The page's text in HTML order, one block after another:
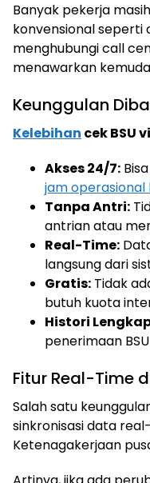
Banyak pekerja
konvensional seperti
menghubungi call
menawarkan
Keunggulan
Kelebihan cek BSU
Akses 24/7:
jam
Tanpa Antri:
antrian atau
Real-Time:
langsung dari
Gratis: Tidak
butuh kuota
Histori
penerimaan
Fitur Real-Time
Salah satu
sinkronisasi data
Ketenagakerjaan